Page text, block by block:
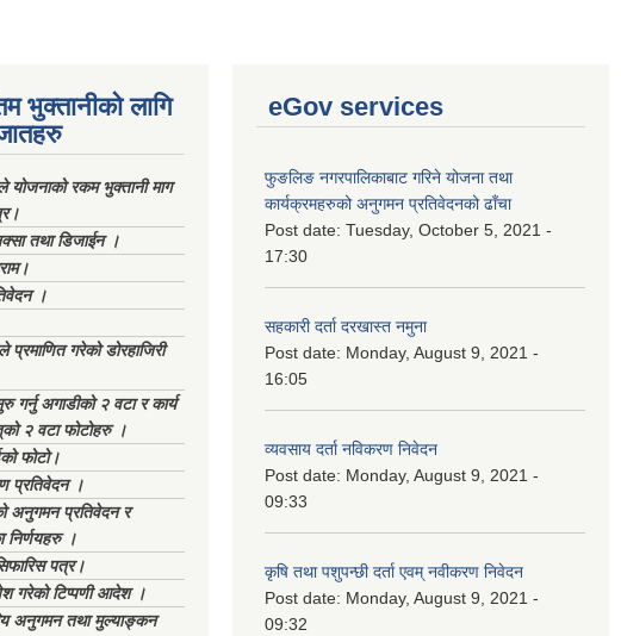
भुक्तानीको लागि
योजनाको रकम भुक्तानी माग
तथा डिजाईन ।
।
प्रमाणित गरेको डोरहाजिरी
गर्नु अगाडीको २ वटा र कार्य
२ वटा फोटोहरु ।
फोटो।
प्रतिवेदन ।
अनुगमन प्रतिवेदन र
निर्णयहरु ।
पत्र।
गरेको टिप्पणी आदेश ।
अनुगमन तथा मुल्याङ्कन
eGov services
फुङलिङ नगरपालिकाबाट गरिने योजना तथा
कार्यक्रमहरुको अनुगमन प्रतिवेदनको ढाँचा
Post date: Tuesday, October 5, 2021 -
17:30
सहकारी दर्ता दरखास्त नमुना
Post date: Monday, August 9, 2021 -
16:05
व्यवसाय दर्ता नविकरण निवेदन
Post date: Monday, August 9, 2021 -
09:33
कृषि तथा पशुपन्छी दर्ता एवम् नवीकरण निवेदन
Post date: Monday, August 9, 2021 -
09:32